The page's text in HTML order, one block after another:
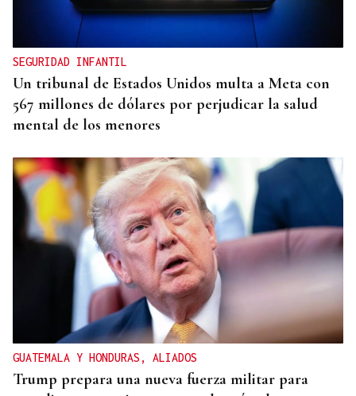
SEGURIDAD INFANTIL
Un tribunal de Estados Unidos multa a Meta con
567 millones de dólares por perjudicar la salud
mental de los menores
GUATEMALA Y HONDURAS, ALIADOS
Trump prepara una nueva fuerza militar para